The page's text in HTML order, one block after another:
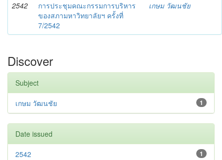
2542
การประชุมคณะกรรมการบริหาร
ของสภามหาวิทยาลัยฯ ครั้งที่
7/2542
เกษม วัฒนชัย
Discover
Subject
1
เกษม วัฒนชัย
Date issued
1
2542